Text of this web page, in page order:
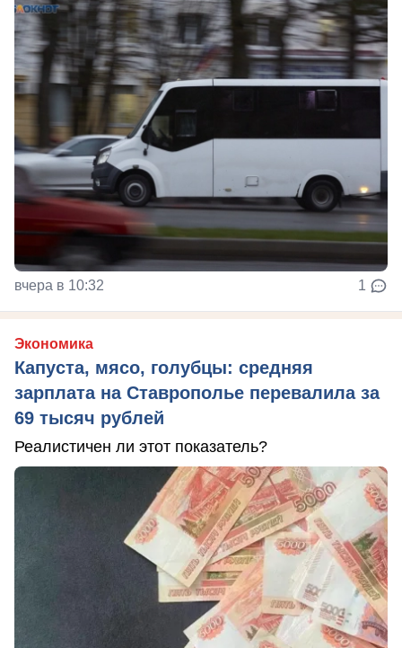
вчера в 10:32 1
Экономика
Капуста, мясо, голубцы: средняя
зарплата на Ставрополье перевалила за
69 тысяч рублей
Реалистичен ли этот показатель?